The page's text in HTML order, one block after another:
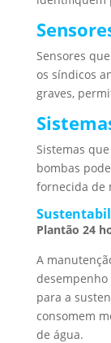
Sensores
os síndicos
graves,
Sistemas
bombas
fornecida de
Plantão 24
A
para a
consomem
de água.